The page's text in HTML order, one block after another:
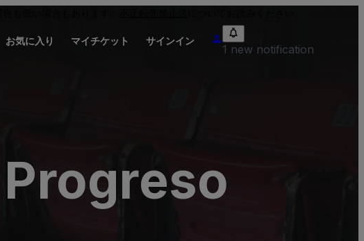
お気に入り マイチケット サインイン
1 new notification